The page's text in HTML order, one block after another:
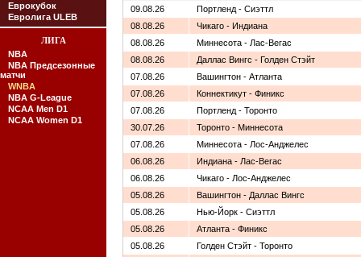
Еврокубок
Евролига ULEB
ЛИГА
NBA
NBA Предсезонные
матчи
WNBA
NBA G-League
NCAA Men D1
NCAA Women D1
09.08.26
Портленд - Сиэттл
08.08.26
Чикаго - Индиана
08.08.26
Миннесота - Лас-Вегас
08.08.26
Даллас Вингс - Голден Стэйт
07.08.26
Вашингтон - Атланта
07.08.26
Коннектикут - Финикс
07.08.26
Портленд - Торонто
30.07.26
Торонто - Миннесота
07.08.26
Миннесота - Лос-Анджелес
06.08.26
Индиана - Лас-Вегас
06.08.26
Чикаго - Лос-Анджелес
05.08.26
Вашингтон - Даллас Вингс
05.08.26
Нью-Йорк - Сиэттл
05.08.26
Атланта - Финикс
05.08.26
Голден Стэйт - Торонто